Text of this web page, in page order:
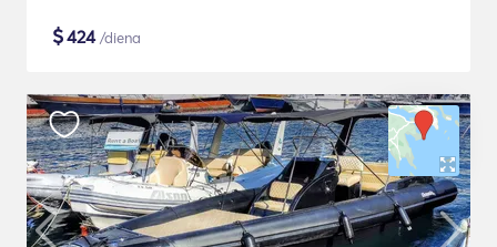
$424/diena